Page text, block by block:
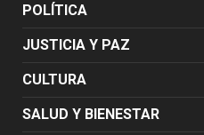
POLÍTICA
JUSTICIA Y PAZ
CULTURA
SALUD Y BIENESTAR